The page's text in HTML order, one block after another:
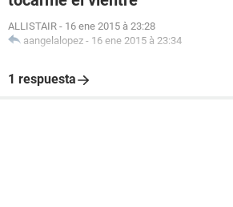
ALLISTAIR - 16 ene 2015 à 23:28
aangelalopez - 16 ene 2015 à 23:34
1 respuesta